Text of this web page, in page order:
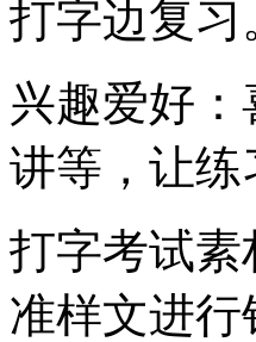
打字边复习
兴趣爱好
讲等，让练
打字考试
准样文进行